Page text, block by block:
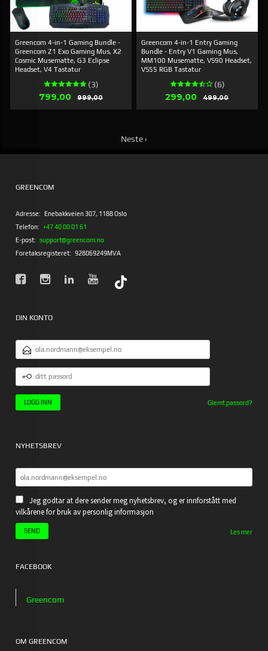
Greencom 4-in-1 Gaming Bundle -
Greencom Z1 Exo Gaming Mus, X2
Cosmic Musematte, G3 Eclipse
Headset, V4 Tastatur
(3)
Tilbud
799,00 999,00Rabatt
Greencom 4-in-1 Entry Gaming
Bundle - Entry V1 Gaming Mus,
MM100 Musematte, VS90 Headset,
VS55 RGB Tastatur
(6)
Tilbud
299,00 499,00Rabatt
Neste ›
GREENCOM
Adresse: Enebakkveien 307, 1188 Oslo
Telefon: +47 40 00 01 61
E-post: support@greencom.no
Foretaksregisteret: 928069249MVA
DIN KONTO
POSTADRESSE
DITT
PASSORD
Glemt passord?
NYHETSBREV
Jeg godtar at dere sender meg nyhetsbrev, og er innforstått med
vilkårene for bruk av personlig informasjon
Les mer
FACEBOOK
Greencom
OM GREENCOM